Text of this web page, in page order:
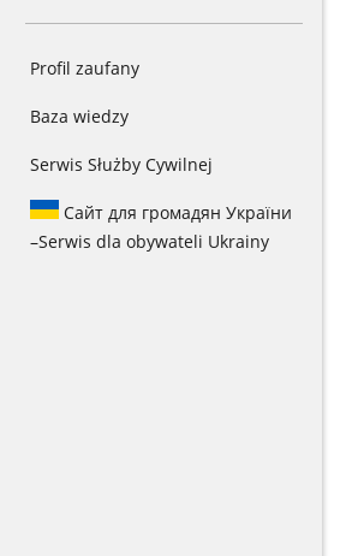
Profil zaufany
Baza wiedzy
Serwis Służby Cywilnej
Сайт для громадян України
–Serwis dla obywateli Ukrainy